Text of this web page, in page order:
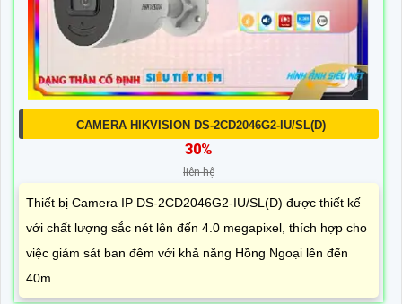
CAMERA HIKVISION DS-2CD2046G2-IU/SL(D)
30%
liên hệ
Thiết bị Camera IP DS-2CD2046G2-IU/SL(D) được thiết kế
với chất lượng sắc nét lên đến 4.0 megapixel, thích hợp cho
việc giám sát ban đêm với khả năng Hồng Ngoại lên đến
40m